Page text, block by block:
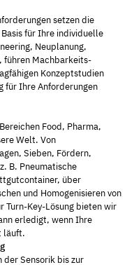
setzen die
für Ihre individuelle
Neuplanung,
führen Machbarkeits-
Konzeptstudien
für Ihre Anforderungen
Food, Pharma,
Welt. Von
Sieben, Fördern,
B. Pneumatische
über
und Homogenisieren von
Turn-Key-Lösung bieten wir
erledigt, wenn Ihre
läuft.
der Sensorik bis zur